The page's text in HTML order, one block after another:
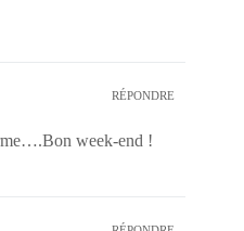
RÉPONDRE
week-end !